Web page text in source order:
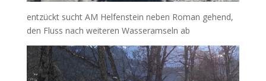
entzückt sucht AM Helfenstein neben Roman gehend,
den Fluss nach weiteren Wasseramseln ab